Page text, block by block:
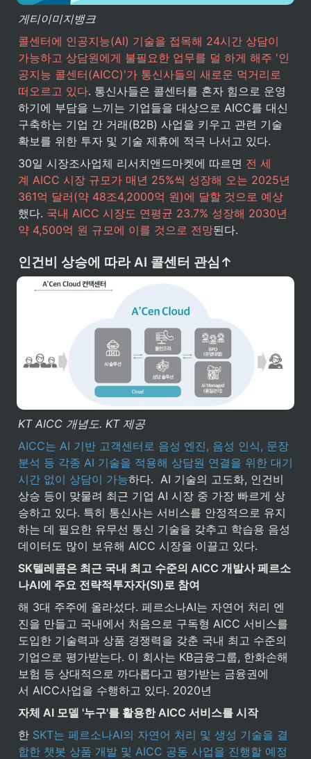
게티이미지뱅크
콜센터에 인공지능(AI) 기술을 접목해 24시간 상담이
가능하고 상담원에게 불필요한 업무를 덜 하게 해주 '인
공지능 콜센터(AICC)'가 통신사들의 새로운 먹거리로
떠오르고 있다. 통신사들은 콜센터를 혼자 힘으로 운영
하기에 부담을 느끼는 기업들을 대상으로 AICC를 대신
구축하는 기업 간 거래(B2B) 사업을 키우고 관련 기술
확보를 위한 투자 및 기술 제휴에 적극 나서고 있다.
30일 시장조사업체 리서치앤드마켓에 따르면 전 세
계 AICC 시장 규모가 매년 25%씩 성장해 오는 2025년
361억 달러(약 48조4,2000억 원)에 달할 것으로 예상
했다. 국내 AICC 시장도 연평균 23.7% 성장해 2030년
약 4,500억 원 규모에 이를 것으로 전망된다.
인건비 상승에 따라 AI 콜센터 관심↑
KT AICC 개념도. KT 제공
AICC는 AI 기반 고객센터로 음성 엔진, 음성 인식, 문장
분석 등 각종 AI 기술을 적용해 상담원 연결을 위한 대기
시간 없이 상담이 가능하다.  AI 기술의 고도화, 인건비
상승 등이 맞물려 최근 기업 AI 시장 중 가장 빠르게 상
승하고 있다. 특히 통신사는 서비스를 안정적으로 유지
하는 데 필요한 유무선 통신 기술을 갖추고 학습용 음성
데이터도 많이 보유해 AICC 시장을 이끌고 있다.
SK텔레콤은 최근 국내 최고 수준의 AICC 개발사 페르소
나AI에 주요 전략적투자자(SI)로 참여
해 3대 주주에 올라섰다. 페르소나AI는 자연어 처리 엔
진을 만들고 국내에서 처음으로 구독형 AICC 서비스를
도입한 기술력과 상품 경쟁력을 갖춘 국내 최고 수준의
기업으로 평가받는다. 이 회사는 KB금융그룹, 한화손해
보험 등 상대적으로 까다롭다고 평가받는 금융권에
서 AICC사업을 수행하고 있다. 2020년
자체 AI 모델 '누구'를 활용한 AICC 서비스를 시작
한 SKT는 페르소나AI의 자연어 처리 및 생성 기술을 결
합한 챗봇 상품 개발 및 AICC 공동 사업을 진행할 예정